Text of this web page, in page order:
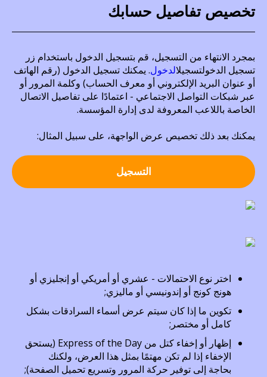
تخصيص تفاصيل حسابك
بمجرد الانتهاء من التسجيل، قم بتسجيل الدخول باستخدام زر
تسجيل الدخولتسجيلالدخول. يمكنك تسجيل الدخول (رقم الهاتف
أو عنوان البريد الإلكتروني أو معرف الحساب) وكلمة المرور أو
عبر شبكات التواصل الاجتماعي - اعتمادًا على تفاصيل الاتصال
الخاصة باللاعب المعروفة لدى إدارة المؤسسة.
يمكنك بعد ذلك تخصيص عرض الواجهة، على سبيل المثال:
التسجيل
اختر نوع الاحتمالات - عشري أو أمريكي أو إنجليزي أو
هونج كونج أو إندونيسي أو ماليزي;
تكوين ما إذا كان سيتم عرض أسماء السرادقات بشكل
كامل أو مختصر;
إظهار أو إخفاء كتل من Express of the Day (يستحق
الإخفاء إذا لم تكن مهتمًا بمثل هذا العرض، ولكنك
بحاجة إلى توفير حركة المرور وتسريع تحميل الصفحة);